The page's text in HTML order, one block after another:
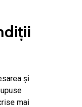
și
mai